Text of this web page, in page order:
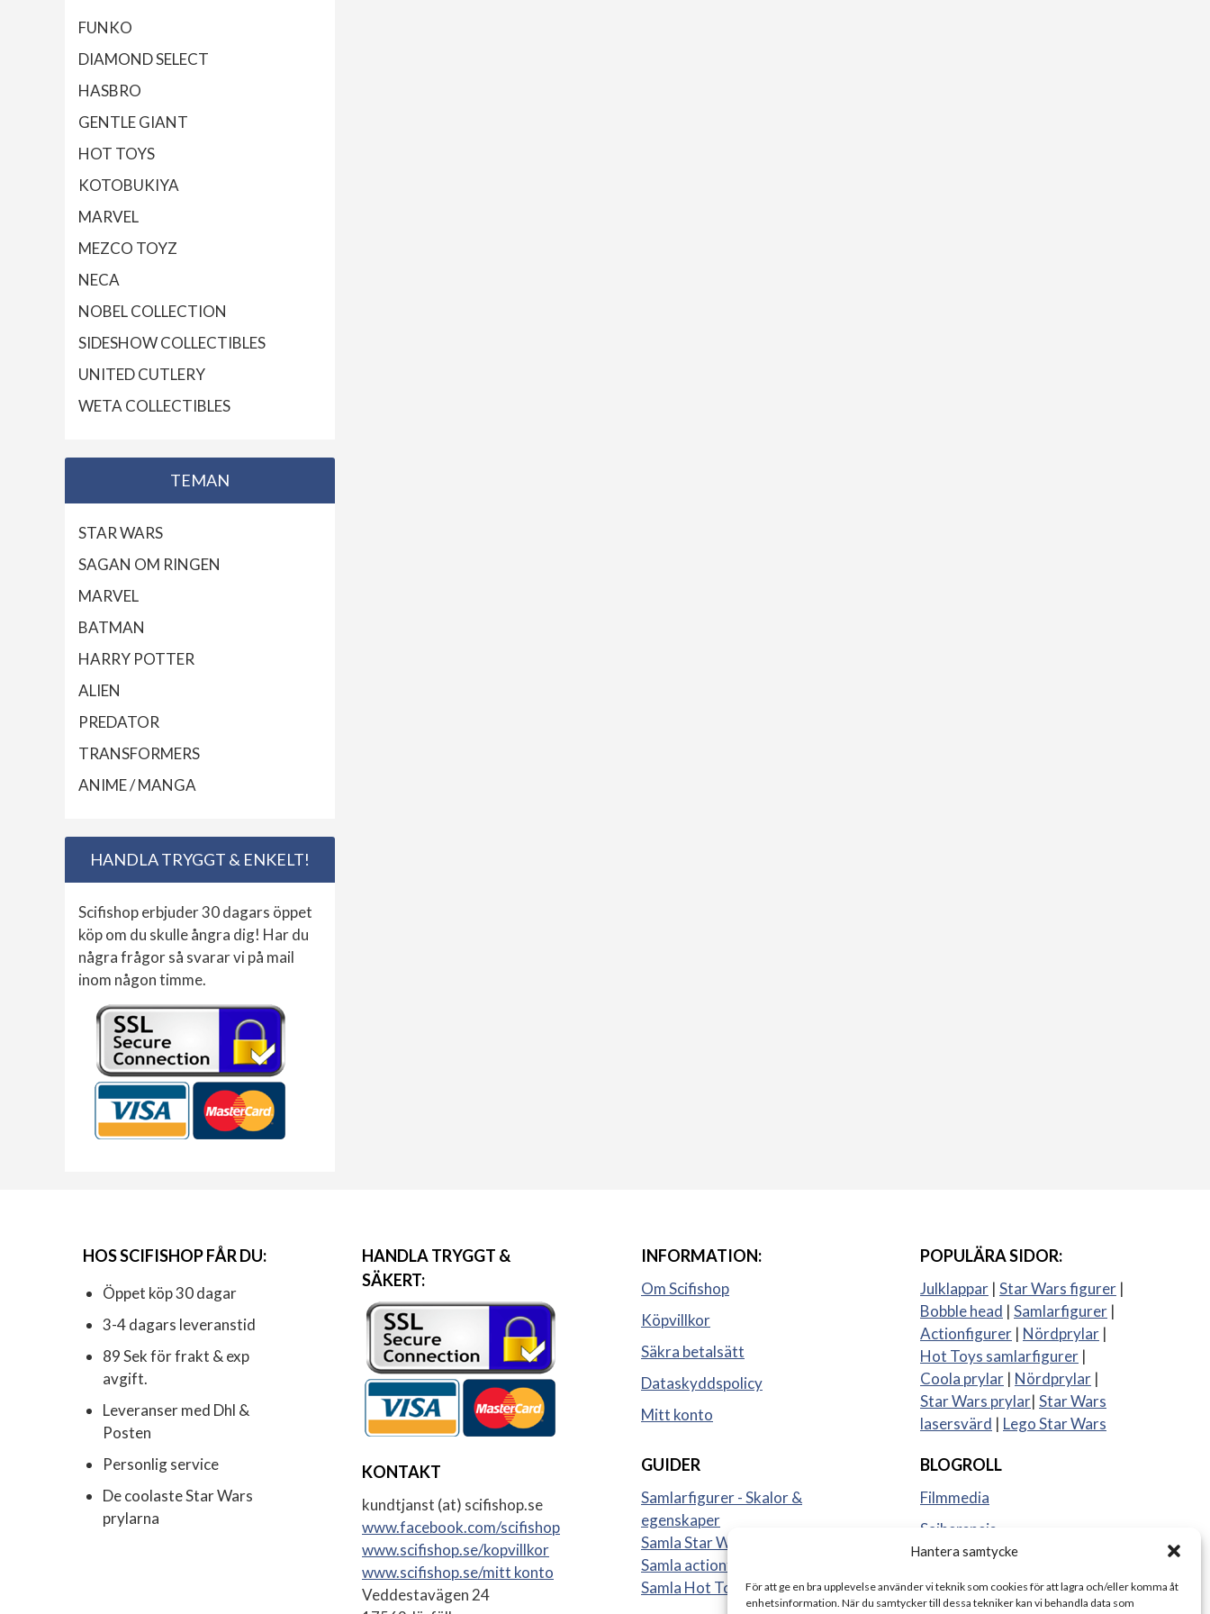
Hantera samtycke
För att ge en bra upplevelse använder vi teknik som cookies för att lagra och/eller komma åt
enhetsinformation. När du samtycker till dessa tekniker kan vi behandla data som
FUNKO
DIAMOND SELECT
HASBRO
GENTLE GIANT
HOT TOYS
KOTOBUKIYA
MARVEL
MEZCO TOYZ
NECA
NOBEL COLLECTION
SIDESHOW COLLECTIBLES
UNITED CUTLERY
WETA COLLECTIBLES
TEMAN
STAR WARS
SAGAN OM RINGEN
MARVEL
BATMAN
HARRY POTTER
ALIEN
PREDATOR
TRANSFORMERS
ANIME / MANGA
HANDLA TRYGGT & ENKELT!
Scifishop erbjuder 30 dagars öppet
köp om du skulle ångra dig! Har du
några frågor så svarar vi på mail
inom någon timme.
HOS SCIFISHOP FÅR DU:
Öppet köp 30 dagar
3-4 dagars leveranstid
89 Sek för frakt & exp
avgift.
Leveranser med Dhl &
Posten
Personlig service
De coolaste Star Wars
prylarna
HANDLA TRYGGT &
SÄKERT:
KONTAKT
kundtjanst (at) scifishop.se
www.facebook.com/scifishop
www.scifishop.se/kopvillkor
www.scifishop.se/mitt konto
Veddestavägen 24
INFORMATION:
Om Scifishop
Köpvillkor
Säkra betalsätt
Dataskyddspolicy
Mitt konto
GUIDER
Samlarfigurer - Skalor &
egenskaper
Samla Star Wars figurer
Samla actionfigurer
Samla Hot Toys
POPULÄRA SIDOR:
Julklappar | Star Wars figurer |
Bobble head | Samlarfigurer |
Actionfigurer | Nördprylar |
Hot Toys samlarfigurer |
Coola prylar | Nördprylar |
Star Wars prylar| Star Wars
lasersvärd | Lego Star Wars
BLOGROLL
Filmmedia
Sajberspejs
Strange things